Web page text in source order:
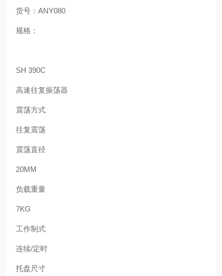
货号： ANY080
规格：
SH 390C
高速往复振荡器
震荡方式
往复震荡
震荡直径
20MM
负载重量
7KG
工作制式
连续/定时
托盘尺寸